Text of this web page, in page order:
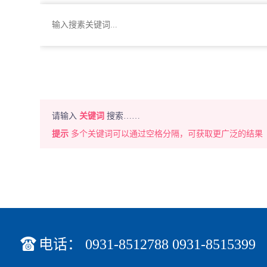
请输入 关键词 搜索……
提示 多个关键词可以通过空格分隔，可获取更广泛的结果
 电话： 0931-8512788 0931-8515399